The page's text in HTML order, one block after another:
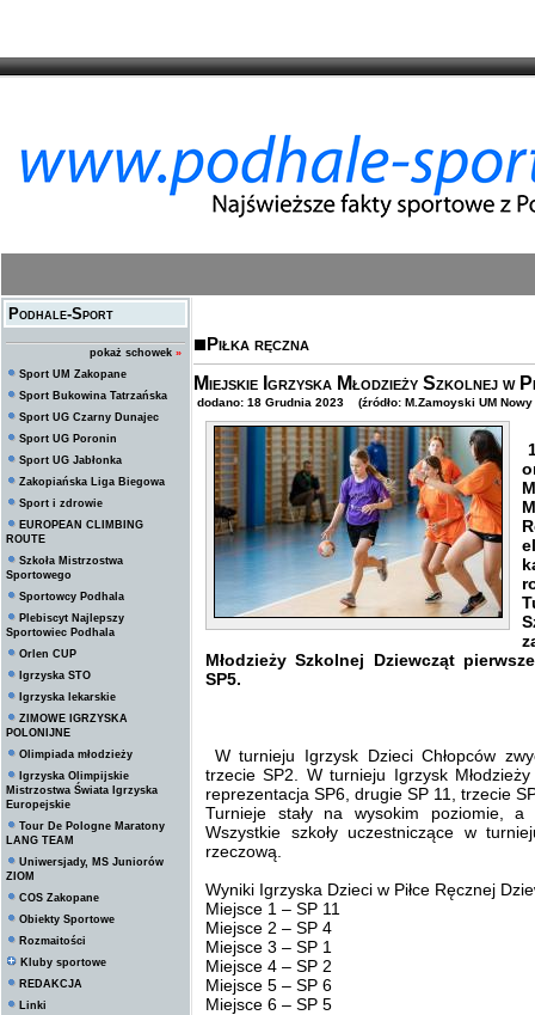
Podhale-Sport
pokaż schowek »
Sport UM Zakopane
Sport Bukowina Tatrzańska
Sport UG Czarny Dunajec
Sport UG Poronin
Sport UG Jabłonka
Zakopiańska Liga Biegowa
Sport i zdrowie
EUROPEAN CLIMBING
ROUTE
Szkoła Mistrzostwa
Sportowego
Sportowcy Podhala
Plebiscyt Najlepszy
Sportowiec Podhala
Orlen CUP
Igrzyska STO
Igrzyska lekarskie
ZIMOWE IGRZYSKA
POLONIJNE
Olimpiada młodzieży
Igrzyska Olimpijskie
Mistrzostwa Świata Igrzyska
Europejskie
Tour De Pologne Maratony
LANG TEAM
Uniwersjady, MS Juniorów
ZIOM
COS Zakopane
Obiekty Sportowe
Rozmaitości
Kluby sportowe
REDAKCJA
Linki
Piłka ręczna
Miejskie Igrzyska Młodzieży Szkolnej w
dodano: 18 Grudnia 2023 (źródło: M.Zamoyski UM Nowy
Młodzieży Szkolnej Dziewcząt
SP5.
W turnieju Igrzysk Dzieci Chłopców
trzecie SP2. W turnieju Igrzysk
reprezentacja SP6, drugie SP 11, trzecie
Turnieje stały na wysokim poziomie,
Wszystkie szkoły uczestniczące w
rzeczową.
Wyniki Igrzyska Dzieci w Piłce Ręcznej
Miejsce 1 – SP 11
Miejsce 2 – SP 4
Miejsce 3 – SP 1
Miejsce 4 – SP 2
Miejsce 5 – SP 6
Miejsce 6 – SP 5